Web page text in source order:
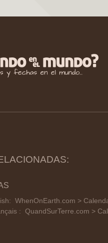
WhenOnEarth.com >
: QuandSurTerre.com >